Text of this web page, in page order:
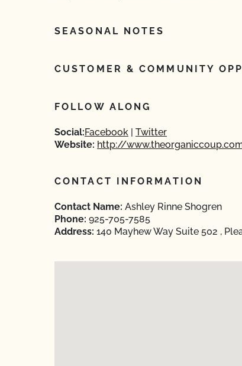
SEASONAL NOTES
CUSTOMER & COMMUNITY
FOLLOW ALONG
Social:Facebook
Twitter
Website: http://
CONTACT INFORMATION
Contact Name: Ashley Rinne Shogren
Phone: 925-705-7585
Address: 140 Mayhew Way Suite 502 ,